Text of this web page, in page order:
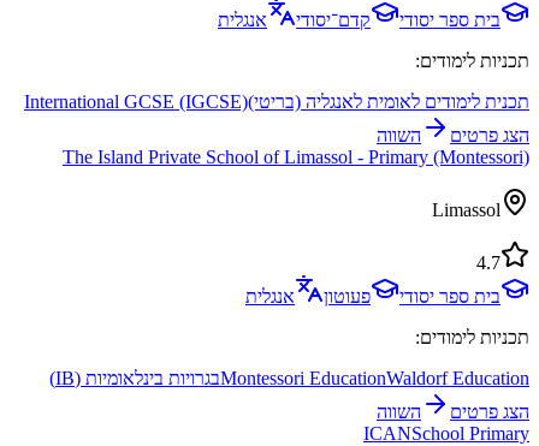
בית ספר יסודי
קדם־יסודי
אנגלית
תכניות לימודים:
תכנית לימודים לאומית לאנגליה (בריטי)International GCSE (IGCSE)
הצג פרטים
השווה
The Island Private School of Limassol - Primary (Montessori)
Limassol
4.7
בית ספר יסודי
פעוטון
אנגלית
תכניות לימודים:
Montessori EducationWaldorf Education
בגרויות בינלאומיות (IB)
הצג פרטים
השווה
ICANSchool Primary